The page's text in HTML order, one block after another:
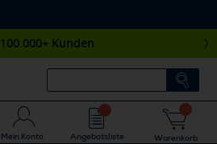
100.000+ Kunden
Mein Konto Angebotsliste Warenkorb